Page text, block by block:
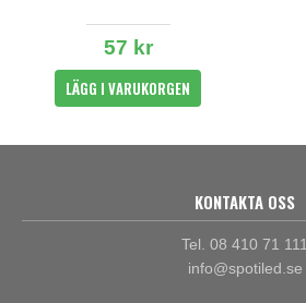
57 kr
LÄGG I VARUKORGEN
KONTAKTA OSS
Tel. 08 410 71 111
info@spotiled.se